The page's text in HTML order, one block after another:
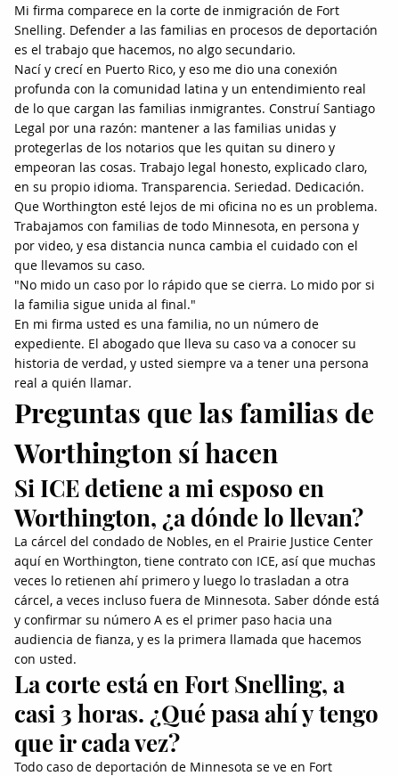
Mi firma comparece en la corte de inmigración de Fort
Snelling. Defender a las familias en procesos de deportación
es el trabajo que hacemos, no algo secundario.
Nací y crecí en Puerto Rico, y eso me dio una conexión
profunda con la comunidad latina y un entendimiento real
de lo que cargan las familias inmigrantes. Construí Santiago
Legal por una razón: mantener a las familias unidas y
protegerlas de los notarios que les quitan su dinero y
empeoran las cosas. Trabajo legal honesto, explicado claro,
en su propio idioma. Transparencia. Seriedad. Dedicación.
Que Worthington esté lejos de mi oficina no es un problema.
Trabajamos con familias de todo Minnesota, en persona y
por video, y esa distancia nunca cambia el cuidado con el
que llevamos su caso.
"No mido un caso por lo rápido que se cierra. Lo mido por si
la familia sigue unida al final."
En mi firma usted es una familia, no un número de
expediente. El abogado que lleva su caso va a conocer su
historia de verdad, y usted siempre va a tener una persona
real a quién llamar.
Preguntas que las familias de
Worthington sí hacen
Si ICE detiene a mi esposo en
Worthington, ¿a dónde lo llevan?
La cárcel del condado de Nobles, en el Prairie Justice Center
aquí en Worthington, tiene contrato con ICE, así que muchas
veces lo retienen ahí primero y luego lo trasladan a otra
cárcel, a veces incluso fuera de Minnesota. Saber dónde está
y confirmar su número A es el primer paso hacia una
audiencia de fianza, y es la primera llamada que hacemos
con usted.
La corte está en Fort Snelling, a
casi 3 horas. ¿Qué pasa ahí y tengo
que ir cada vez?
Todo caso de deportación de Minnesota se ve en Fort